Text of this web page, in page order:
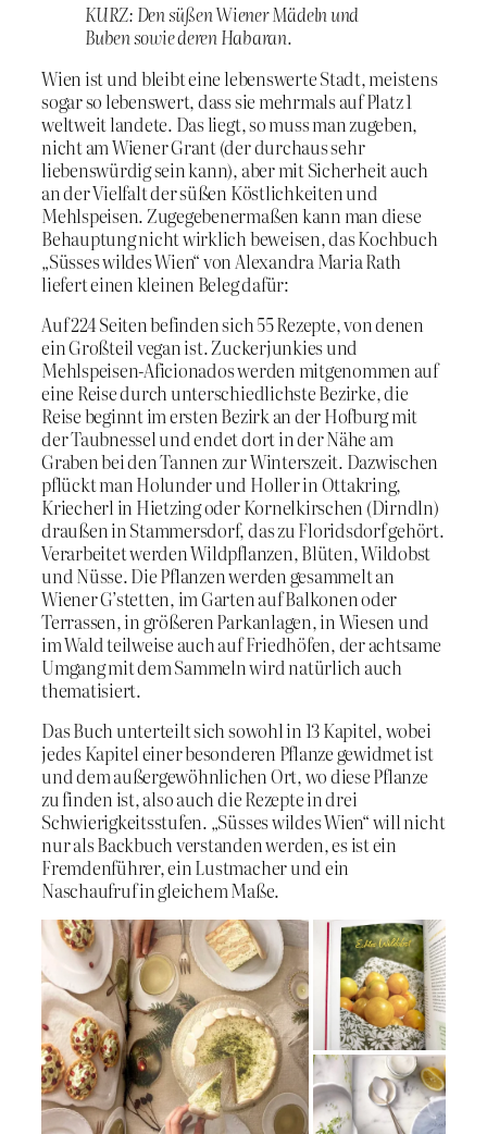
KURZ: Den süßen Wiener Mädeln und
Buben sowie deren Habaran.
Wien ist und bleibt eine lebenswerte Stadt, meistens
sogar so lebenswert, dass sie mehrmals auf Platz 1
weltweit landete. Das liegt, so muss man zugeben,
nicht am Wiener Grant (der durchaus sehr
liebenswürdig sein kann), aber mit Sicherheit auch
an der Vielfalt der süßen Köstlichkeiten und
Mehlspeisen. Zugegebenermaßen kann man diese
Behauptung nicht wirklich beweisen, das Kochbuch
„Süsses wildes Wien“ von Alexandra Maria Rath
liefert einen kleinen Beleg dafür:
Auf 224 Seiten befinden sich 55 Rezepte, von denen
ein Großteil vegan ist. Zuckerjunkies und
Mehlspeisen-Aficionados werden mitgenommen auf
eine Reise durch unterschiedlichste Bezirke, die
Reise beginnt im ersten Bezirk an der Hofburg mit
der Taubnessel und endet dort in der Nähe am
Graben bei den Tannen zur Winterszeit. Dazwischen
pflückt man Holunder und Holler in Ottakring,
Kriecherl in Hietzing oder Kornelkirschen (Dirndln)
draußen in Stammersdorf, das zu Floridsdorf gehört.
Verarbeitet werden Wildpflanzen, Blüten, Wildobst
und Nüsse. Die Pflanzen werden gesammelt an
Wiener G’stetten, im Garten auf Balkonen oder
Terrassen, in größeren Parkanlagen, in Wiesen und
im Wald teilweise auch auf Friedhöfen, der achtsame
Umgang mit dem Sammeln wird natürlich auch
thematisiert.
Das Buch unterteilt sich sowohl in 13 Kapitel, wobei
jedes Kapitel einer besonderen Pflanze gewidmet ist
und dem außergewöhnlichen Ort, wo diese Pflanze
zu finden ist, also auch die Rezepte in drei
Schwierigkeitsstufen. „Süsses wildes Wien“ will nicht
nur als Backbuch verstanden werden, es ist ein
Fremdenführer, ein Lustmacher und ein
Naschaufruf in gleichem Maße.